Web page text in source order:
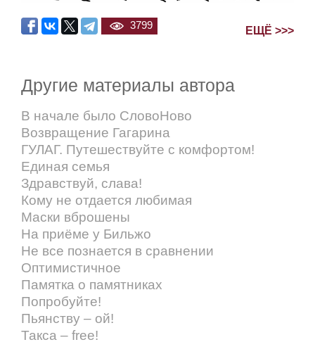
3799 ЕЩЁ >>>
Другие материалы автора
В начале было СловоНово
Возвращение Гагарина
ГУЛАГ. Путешествуйте с комфортом!
Единая семья
Здравствуй, слава!
Кому не отдается любимая
Маски вброшены
На приёме у Бильжо
Не все познается в сравнении
Оптимистичное
Памятка о памятниках
Попробуйте!
Пьянству – ой!
Такса – free!